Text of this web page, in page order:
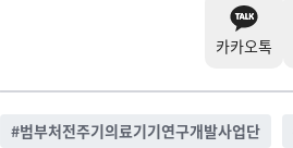
카카오톡
#범부처전주기의료기기연구개발사업단